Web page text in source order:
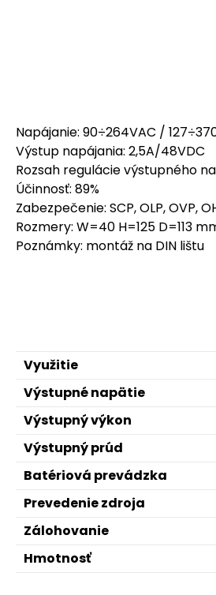
Napájanie: 90÷264VAC /
Výstup napájania: 2,5A/48VDC
Rozsah regulácie výstupného
Účinnosť: 89%
Zabezpečenie: SCP, OLP, OVP,
Rozmery: W=40 H=125 D=113
Poznámky: montáž na DIN lištu
Využitie
Výstupné napätie
Výstupný výkon
Výstupný prúd
Batériová prevádzka
Prevedenie zdroja
Zálohovanie
Hmotnosť